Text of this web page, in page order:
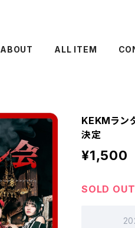
ABOUT ALL ITEM
KEKMラン
決定
¥1,500
SOLD OUT